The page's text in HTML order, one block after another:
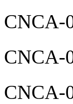
CNCA-
CNCA-
CNCA-